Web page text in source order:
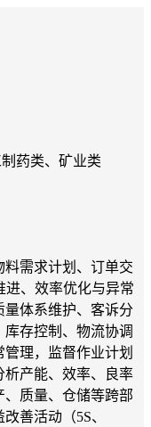
药类、矿业类
需求计划、订单交
进、效率优化与异常
体系维护、客诉分
存控制、物流协调
理，监督作业计划
析产能、效率、良率
质量、仓储等跨部
善活动（5S、